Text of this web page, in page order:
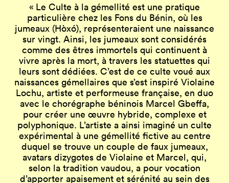
« Le Culte à la gémellité est une pratique
particulière chez les Fons du Bénin, où les
jumeaux (Hòxó), représenteraient une naissance
sur vingt. Ainsi, les jumeaux sont considérés
comme des êtres immortels qui continuent à
vivre après la mort, à travers les statuettes qui
leurs sont dédiées. C’est de ce culte voué aux
naissances gémellaires que s’est inspiré Violaine
Lochu, artiste et performeuse française, en duo
avec le chorégraphe béninois Marcel Gbeffa,
pour créer une œuvre hybride, complexe et
polyphonique. L’artiste a ainsi imaginé un culte
expérimental à une gémellité fictive au centre
duquel se trouve un couple de faux jumeaux,
avatars dizygotes de Violaine et Marcel, qui,
selon la tradition vaudou, a pour vocation
d’apporter apaisement et sérénité au sein des